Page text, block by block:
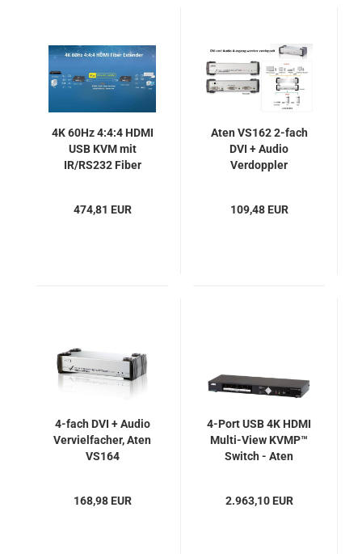
4K 60Hz 4:4:4 HDMI
USB KVM mit
IR/RS232 Fiber
474,81 EUR
Aten VS162 2-fach
DVI + Audio
Verdoppler
109,48 EUR
4-fach DVI + Audio
Vervielfacher, Aten
VS164
168,98 EUR
4-Port USB 4K HDMI
Multi-View KVMP™
Switch - Aten
2.963,10 EUR